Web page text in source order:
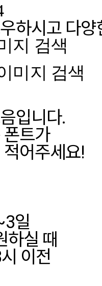
하시고 다
지 검색
미지 검색
입니다.
트가
어주세요!
일
하실 때
이전